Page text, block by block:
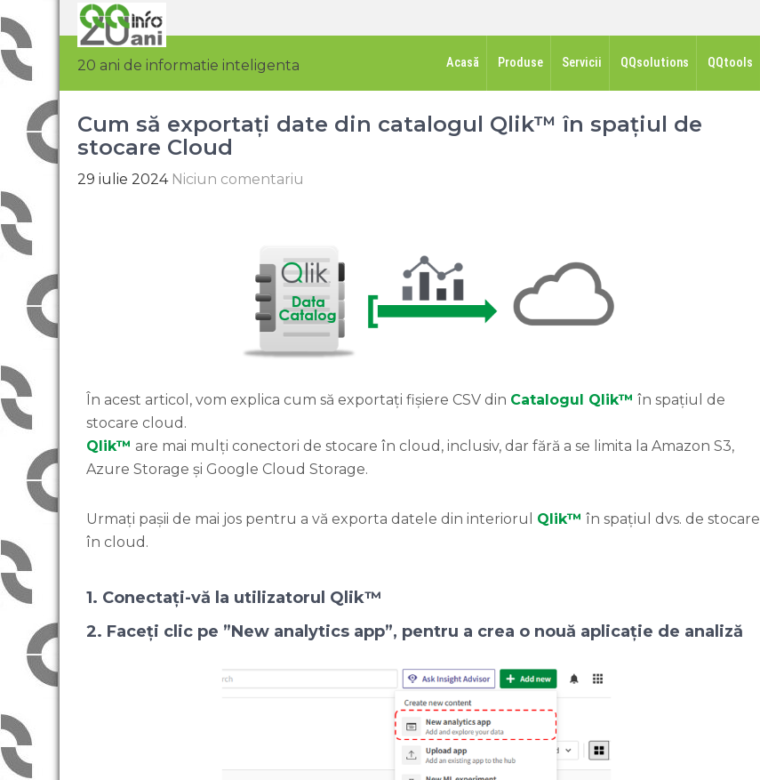
20 ani de informatie inteligenta Acasă Produse Servicii QQsolutions QQtools
Cum să exportați date din catalogul Qlik™ în spațiul de
stocare Cloud
29 iulie 2024 Niciun comentariu
În acest articol, vom explica cum să exportați fișiere CSV din Catalogul Qlik™ în spațiul de
stocare cloud.
Qlik™ are mai mulți conectori de stocare în cloud, inclusiv, dar fără a se limita la Amazon S3,
Azure Storage și Google Cloud Storage.
Urmați pașii de mai jos pentru a vă exporta datele din interiorul Qlik™ în spațiul dvs. de stocare
în cloud.
1. Conectați-vă la utilizatorul Qlik™
2. Faceți clic pe ”New analytics app”, pentru a crea o nouă aplicație de analiză